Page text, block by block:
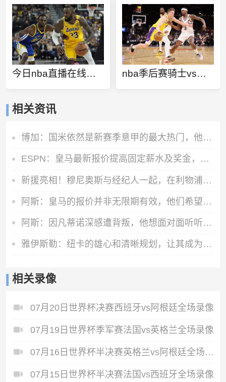
今日nba直播在线观看 nba季后赛骑士vs步行者
相关资讯
博加：国米依然是新赛季意甲的最大热门，他们是卫冕冠军
ESPN：皇马最新报价提高固定薪水及奖金，维尼修斯肖像权仍有分歧
新援亮相！穆尼奥斯与经纪人一起，在利物浦训练中心拍下合影
阿斯：皇马的报价并非无限期有效，他们希望维尼修斯迅速回应
阿斯：因凡蒂诺深感遭背叛，他想面对面听听核心人物真实想法
雅伊斯勒：纽卡的雄心和清晰规划，让其成为极具吸引力的执教胜地
相关录像
07月20日世界杯决赛西班牙vs阿根廷全场录像
07月19日世界杯季军赛法国vs英格兰全场录像
07月16日世界杯半决赛英格兰vs阿根廷全场录像
07月15日世界杯半决赛法国vs西班牙全场录像